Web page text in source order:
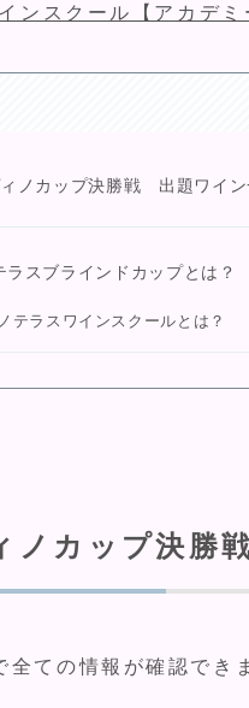
ンスクール【アカデミ
ノカップ決勝戦 出題ワイン
ラスブラインドカップとは？
テラスワインスクールとは？
ノカップ決勝
全ての情報が確認でき